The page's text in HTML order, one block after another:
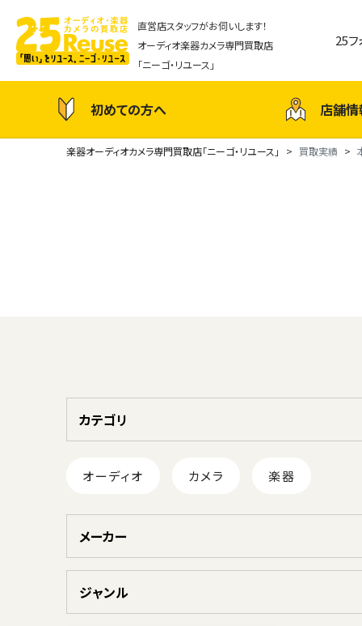
直営店スタッフがお伺いします！
オーディオ楽器カメラ専門買取店
「ニーゴ・リユース」
25フ
初めての方へ 店舗
楽器オーディオカメラ専門買取店「ニーゴ・リユース」 買取実績
カテゴリ
オーディオ カメラ 楽器
メーカー
ジャンル